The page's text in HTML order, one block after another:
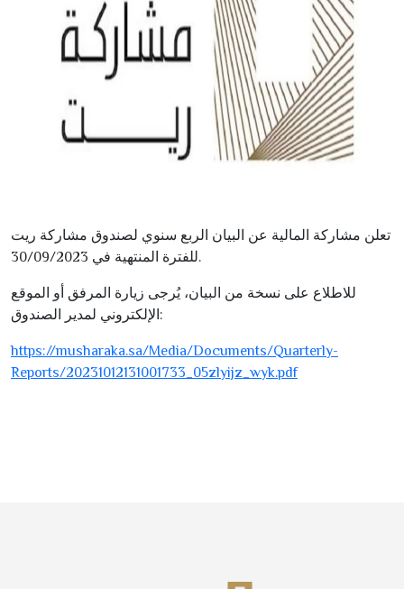
تعلن مشاركة المالية عن البيان الربع سنوي لصندوق مشاركة ريت
للفترة المنتهية في 30/09/2023 .
للاطلاع على نسخة من البيان، يُرجى زيارة المرفق أو الموقع
الإلكتروني لمدير الصندوق:
https://musharaka.sa/Media/Documents/Quarterly-
Reports/20231012131001733 05zlyijz_wyk.pdf